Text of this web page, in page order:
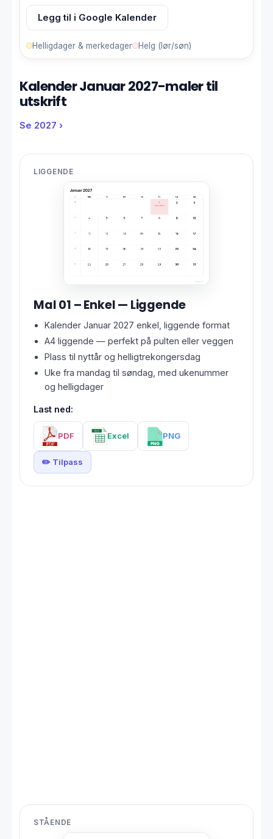
Legg til i Google Kalender
Helligdager & merkedager Helg (lør/søn)
Kalender Januar 2027-maler til
utskrift
Se 2027 ›
LIGGENDE
Mal 01 – Enkel — Liggende
Kalender Januar 2027 enkel, liggende format
A4 liggende — perfekt på pulten eller veggen
Plass til nyttår og helligtrekongersdag
Uke fra mandag til søndag, med ukenummer
og helligdager
Last ned:
PDF Excel PNG
✏️ Tilpass
STÅENDE